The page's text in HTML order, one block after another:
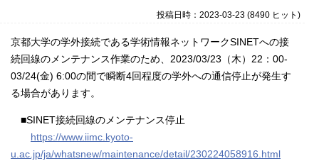
投稿日時：2023-03-23(8490 ヒット )
京都大学の学外接続である学術情報ネットワークSINETへの接
続回線のメンテナンス作業のため、2023/03/23（木）22：00-
03/24(金) 6:00の間で瞬断4回程度の学外への通信停止が発生す
る場合があります。
■SINET接続回線のメンテナンス停止
https://www.iimc.kyoto-
u.ac.jp/ja/whatsnew/maintenance/detail/230224058916.html